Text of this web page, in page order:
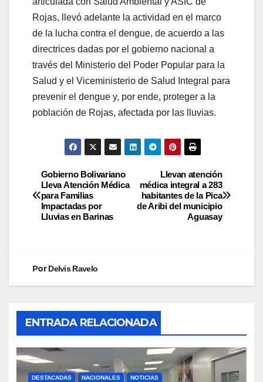
Rojas, llevó adelante la actividad en el marco
de la lucha contra el dengue, de acuerdo a las
directrices dadas por el gobierno nacional a
través del Ministerio del Poder Popular para la
Salud y el Viceministerio de Salud Integral para
prevenir el dengue y, por ende, proteger a la
población de Rojas, afectada por las lluvias.
Llevan atención
médica integral a 283
habitantes de la Pica
de Aribi del municipio
Aguasay
Gobierno Bolivariano
Lleva Atención Médica
para Familias
Impactadas por
Lluvias en Barinas
PorDelvis Ravelo
ENTRADA RELACIONADA
DESTACADAS NACIONALES NOTICIAS